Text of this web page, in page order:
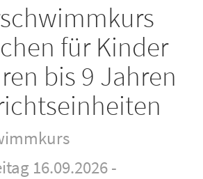
für Kinder
bis 9 Jahren
16.09.2026 -